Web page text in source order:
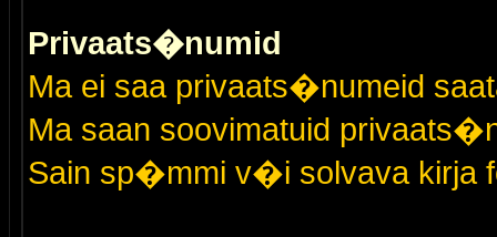
Privaats�numid
Ma ei saa privaats�numeid
Ma saan soovimatuid
Sain sp�mmi v�i solvava kirja